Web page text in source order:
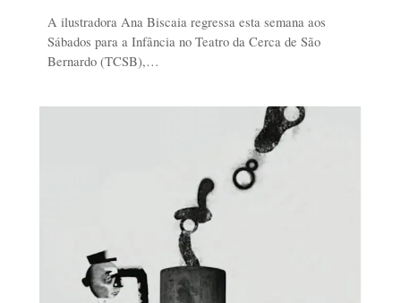
A ilustradora Ana Biscaia regressa esta semana aos
Sábados para a Infância no Teatro da Cerca de São
Bernardo (TCSB),…